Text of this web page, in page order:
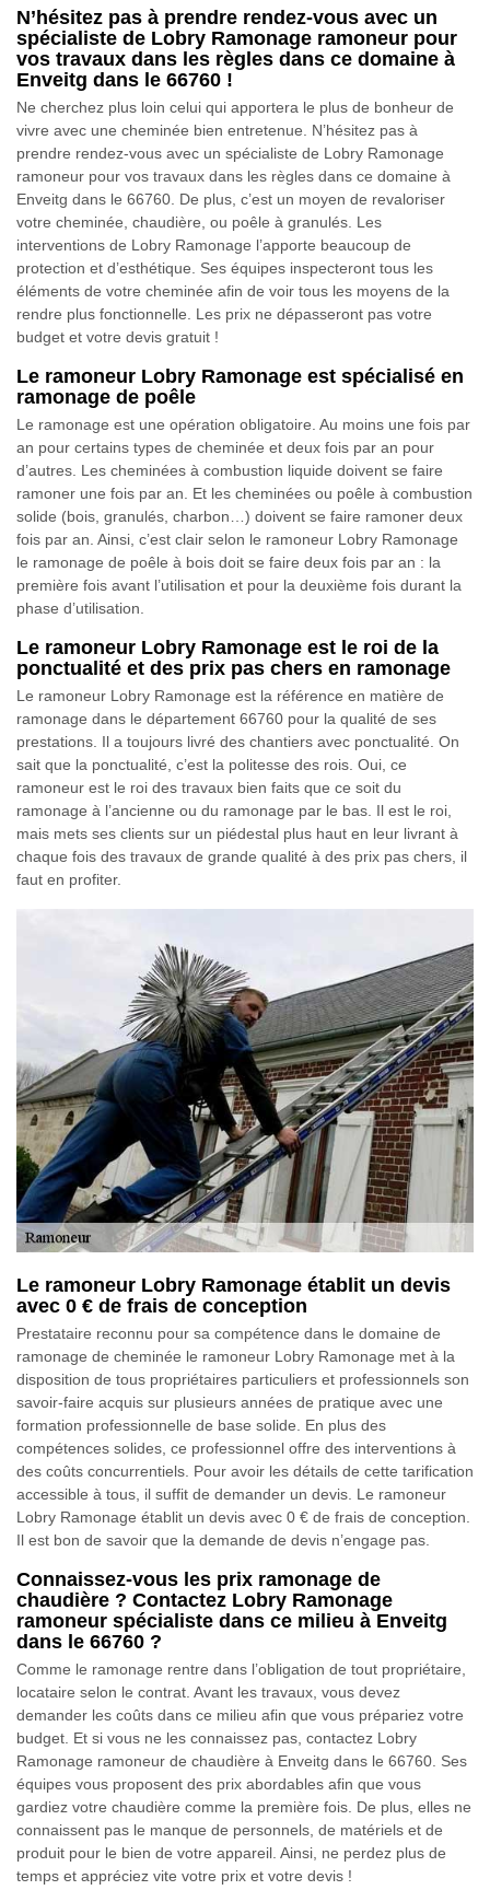
N’hésitez pas à prendre rendez-vous avec un
spécialiste de Lobry Ramonage ramoneur pour
vos travaux dans les règles dans ce domaine à
Enveitg dans le 66760 !
Ne cherchez plus loin celui qui apportera le plus de bonheur de
vivre avec une cheminée bien entretenue. N’hésitez pas à
prendre rendez-vous avec un spécialiste de Lobry Ramonage
ramoneur pour vos travaux dans les règles dans ce domaine à
Enveitg dans le 66760. De plus, c’est un moyen de revaloriser
votre cheminée, chaudière, ou poêle à granulés. Les
interventions de Lobry Ramonage l’apporte beaucoup de
protection et d’esthétique. Ses équipes inspecteront tous les
éléments de votre cheminée afin de voir tous les moyens de la
rendre plus fonctionnelle. Les prix ne dépasseront pas votre
budget et votre devis gratuit !
Le ramoneur Lobry Ramonage est spécialisé en
ramonage de poêle
Le ramonage est une opération obligatoire. Au moins une fois par
an pour certains types de cheminée et deux fois par an pour
d’autres. Les cheminées à combustion liquide doivent se faire
ramoner une fois par an. Et les cheminées ou poêle à combustion
solide (bois, granulés, charbon…) doivent se faire ramoner deux
fois par an. Ainsi, c’est clair selon le ramoneur Lobry Ramonage
le ramonage de poêle à bois doit se faire deux fois par an : la
première fois avant l’utilisation et pour la deuxième fois durant la
phase d’utilisation.
Le ramoneur Lobry Ramonage est le roi de la
ponctualité et des prix pas chers en ramonage
Le ramoneur Lobry Ramonage est la référence en matière de
ramonage dans le département 66760 pour la qualité de ses
prestations. Il a toujours livré des chantiers avec ponctualité. On
sait que la ponctualité, c’est la politesse des rois. Oui, ce
ramoneur est le roi des travaux bien faits que ce soit du
ramonage à l’ancienne ou du ramonage par le bas. Il est le roi,
mais mets ses clients sur un piédestal plus haut en leur livrant à
chaque fois des travaux de grande qualité à des prix pas chers, il
faut en profiter.
Le ramoneur Lobry Ramonage établit un devis
avec 0 € de frais de conception
Prestataire reconnu pour sa compétence dans le domaine de
ramonage de cheminée le ramoneur Lobry Ramonage met à la
disposition de tous propriétaires particuliers et professionnels son
savoir-faire acquis sur plusieurs années de pratique avec une
formation professionnelle de base solide. En plus des
compétences solides, ce professionnel offre des interventions à
des coûts concurrentiels. Pour avoir les détails de cette tarification
accessible à tous, il suffit de demander un devis. Le ramoneur
Lobry Ramonage établit un devis avec 0 € de frais de conception.
Il est bon de savoir que la demande de devis n’engage pas.
Connaissez-vous les prix ramonage de
chaudière ? Contactez Lobry Ramonage
ramoneur spécialiste dans ce milieu à Enveitg
dans le 66760 ?
Comme le ramonage rentre dans l’obligation de tout propriétaire,
locataire selon le contrat. Avant les travaux, vous devez
demander les coûts dans ce milieu afin que vous prépariez votre
budget. Et si vous ne les connaissez pas, contactez Lobry
Ramonage ramoneur de chaudière à Enveitg dans le 66760. Ses
équipes vous proposent des prix abordables afin que vous
gardiez votre chaudière comme la première fois. De plus, elles ne
connaissent pas le manque de personnels, de matériels et de
produit pour le bien de votre appareil. Ainsi, ne perdez plus de
temps et appréciez vite votre prix et votre devis !